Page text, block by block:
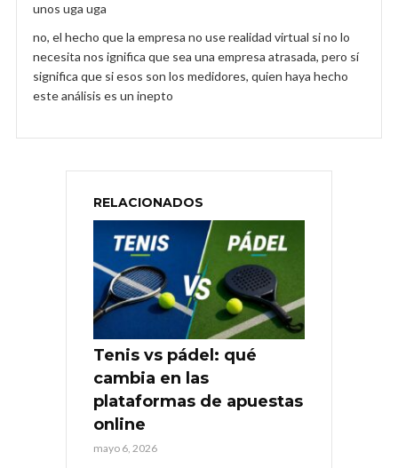
unos uga uga
no, el hecho que la empresa no use realidad virtual si no lo
necesita nos ignifica que sea una empresa atrasada, pero sí
significa que si esos son los medidores, quien haya hecho
este análisis es un inepto
RELACIONADOS
Tenis vs pádel: qué
cambia en las
plataformas de apuestas
online
mayo 6, 2026